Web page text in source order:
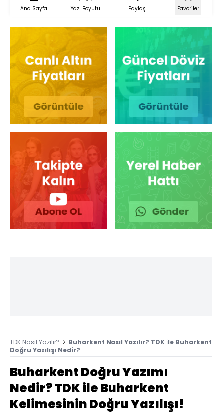
Ana Sayfa Yazı Boyutu Paylaş Favoriler
TDK Nasıl Yazılır?
Buharkent Nasıl Yazılır? TDK ile Buharkent
Doğru Yazılışı Nedir?
Buharkent Doğru Yazımı
Nedir? TDK ile Buharkent
Kelimesinin Doğru Yazılışı!